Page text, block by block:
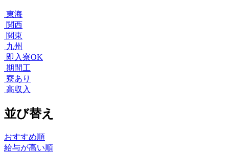
東海
関西
関東
九州
即入寮OK
期間工
寮あり
高収入
並び替え
おすすめ順
給与が高い順